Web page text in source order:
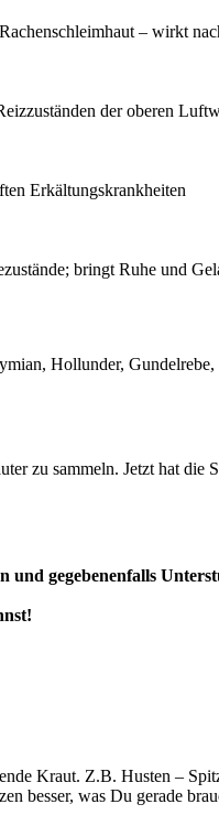
– wirkt
der oberen
Erkältungskrankheiten
bringt Ruhe und
Hollunder, Gundelrebe,
zu sammeln. Jetzt hat die
gegebenenfalls
Kraut. Z.B. Husten –
besser, was Du gerade